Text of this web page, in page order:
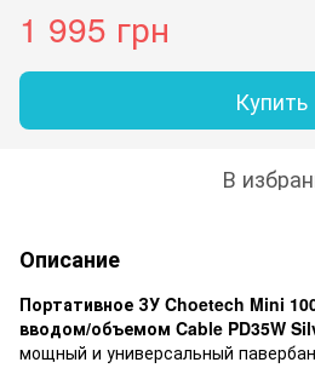
1 995 грн
Купить
В
Описание
Портативное ЗУ Choetech Mini
вводом/объемом Cable PD35W
мощный и универсальный